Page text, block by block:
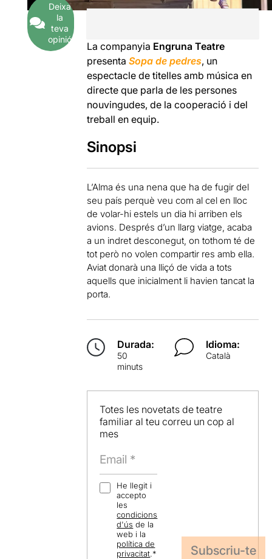
Deixa
la
teva
opinió
La companyia Engruna Teatre
presentaSopa de pedres, un
espectacle de titelles amb música en
directe que parla de les persones
nouvingudes, de la cooperació i del
treball en equip.
Sinopsi
L’Alma és una nena que ha de fugir del
seu país perquè veu com al cel en lloc
de volar-hi estels un dia hi arriben els
avions. Després d’un llarg viatge, acaba
a un indret desconegut, on tothom té de
tot però no volen compartir res amb ella.
Aviat donarà una lliçó de vida a tots
aquells que inicialment li havien tancat la
porta.
Durada:
50
minuts
Idioma:
Català
Totes les novetats de teatre
familiar al teu correu un cop al
mes
He llegit i
accepto
les
condicions
d'ús de la
web i la
política de
privacitat.*